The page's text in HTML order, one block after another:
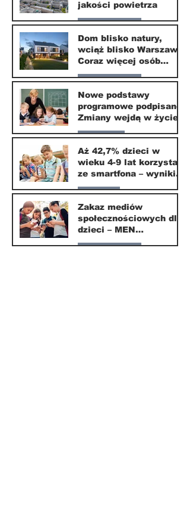
jakości powietrza
Nasze miasto
24 mar
Dom blisko natury,
wciąż blisko Warszawy.
Coraz więcej osób
wybiera ten kierunek
Nasze miasto
20 mar
Nowe podstawy
programowe podpisane.
Zmiany wejdą w życie
od września 2026
Edukacja
16 mar
Aż 42,7% dzieci w
wieku 4-9 lat korzysta
ze smartfona – wyniki
badania Krajowego
Instytutu Mediów
Parents
1 mar
Zakaz mediów
społecznościowych dla
dzieci – MEN
przedstawia projekt